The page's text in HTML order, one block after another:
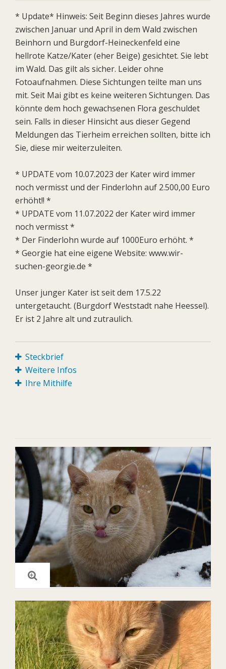
* Update* Hinweis: Seit Beginn dieses Jahres wurde
zwischen Januar und April in dem Wald zwischen
Beinhorn und Burgdorf-Heineckenfeld eine
hellrote Katze/Kater (eher Beige) gesichtet. Sie lebt
im Wald. Das gilt als sicher. Leider ohne
Fotoaufnahmen. Diese Sichtungen teilte man uns
mit. Seit Mai gibt es keine weiteren Sichtungen. Das
könnte dem hoch gewachsenen Flora geschuldet
sein. Falls in dieser Hinsicht aus dieser Gegend
Meldungen das Tierheim erreichen sollten, bitte ich
Sie, diese mir weiterzuleiten.
* UPDATE vom 10.07.2023 der Kater wird immer
noch vermisst und der Finderlohn auf 2.500,00 Euro
erhöht!! *
* UPDATE vom 11.07.2022 der Kater wird immer
noch vermisst *
* Der Finderlohn wurde auf 1000Euro erhöht. *
* Georgie hat eine eigene Website: www.wir-
suchen-georgie.de *
Unser junger Kater ist seit dem 17.5.22
untergetaucht. (Burgdorf Weststadt nahe Heessel).
Er ist 2 Jahre alt und zutraulich.
Steckbrief
Weitere Infos
Ihre Mithilfe